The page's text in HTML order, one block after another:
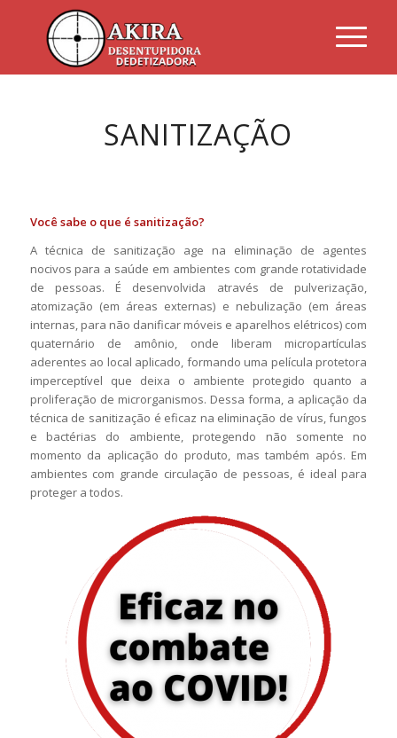
SANITIZAÇÃO
Você sabe o que é sanitização?
A técnica de sanitização age na eliminação de agentes
nocivos para a saúde em ambientes com grande rotatividade
de pessoas. É desenvolvida através de pulverização,
atomização (em áreas externas) e nebulização (em áreas
internas, para não danificar móveis e aparelhos elétricos) com
quaternário de amônio, onde liberam micropartículas
aderentes ao local aplicado, formando uma película protetora
imperceptível que deixa o ambiente protegido quanto a
proliferação de microrganismos. Dessa forma, a aplicação da
técnica de sanitização é eficaz na eliminação de vírus, fungos
e bactérias do ambiente, protegendo não somente no
momento da aplicação do produto, mas também após. Em
ambientes com grande circulação de pessoas, é ideal para
proteger a todos.